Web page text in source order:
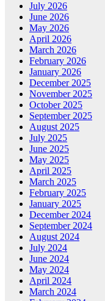
July 2026
June 2026
May 2026
April 2026
March 2026
February 2026
January 2026
December 2025
November 2025
October 2025
September 2025
August 2025
July 2025
June 2025
May 2025
April 2025
March 2025
February 2025
January 2025
December 2024
September 2024
August 2024
July 2024
June 2024
May 2024
April 2024
March 2024